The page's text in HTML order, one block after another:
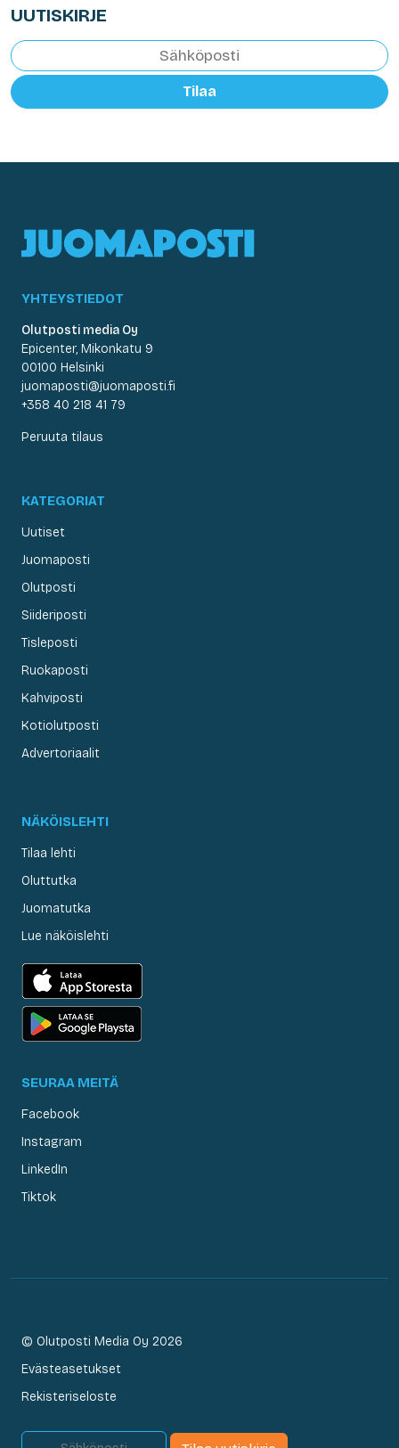
UUTISKIRJE
Tilaa
YHTEYSTIEDOT
Olutposti media Oy
Epicenter, Mikonkatu 9
00100 Helsinki
juomaposti@juomaposti.fi
+358 40 218 41 79
Peruuta tilaus
KATEGORIAT
Uutiset
Juomaposti
Olutposti
Siideriposti
Tisleposti
Ruokaposti
Kahviposti
Kotiolutposti
Advertoriaalit
NÄKÖISLEHTI
Tilaa lehti
Oluttutka
Juomatutka
Lue näköislehti
SEURAA MEITÄ
Facebook
Instagram
LinkedIn
Tiktok
© Olutposti Media Oy 2026
Evästeasetukset
Rekisteriseloste